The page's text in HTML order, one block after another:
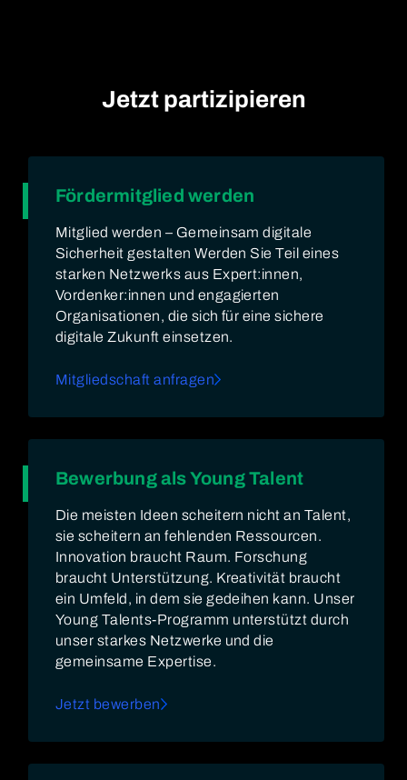
Jetzt partizipieren
Fördermitglied werden
Mitglied werden – Gemeinsam digitale
Sicherheit gestalten Werden Sie Teil eines
starken Netzwerks aus Expert:innen,
Vordenker:innen und engagierten
Organisationen, die sich für eine sichere
digitale Zukunft einsetzen.
Mitgliedschaft anfragen
Bewerbung als Young Talent
Die meisten Ideen scheitern nicht an Talent,
sie scheitern an fehlenden Ressourcen.
Innovation braucht Raum. Forschung
braucht Unterstützung. Kreativität braucht
ein Umfeld, in dem sie gedeihen kann. Unser
Young Talents-Programm unterstützt durch
unser starkes Netzwerke und die
gemeinsame Expertise.
Jetzt bewerben